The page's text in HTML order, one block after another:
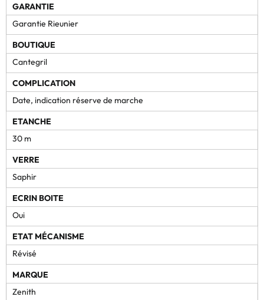
GARANTIE
Garantie Rieunier
BOUTIQUE
Cantegril
COMPLICATION
Date, indication réserve de marche
ETANCHE
30 m
VERRE
Saphir
ECRIN BOITE
Oui
ETAT MÉCANISME
Révisé
MARQUE
Zenith